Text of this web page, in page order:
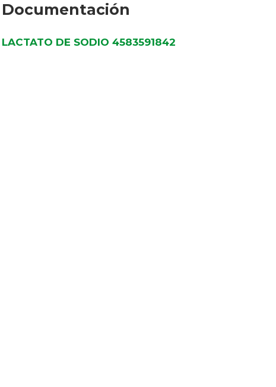
Documentación
LACTATO DE SODIO 4583591842